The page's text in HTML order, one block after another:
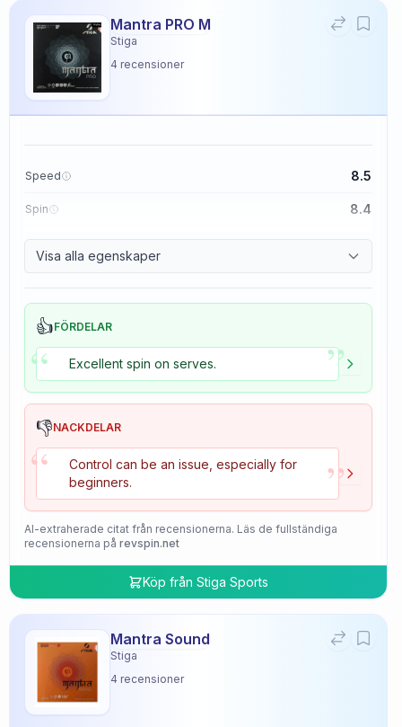
Mantra PRO M
Stiga
4 recensioner
Speed 8.5
Spin 8.4
Visa alla egenskaper
👍FÖRDELAR
“ Excellent spin on serves. ”
👎NACKDELAR
“
Control can be an issue, especially for
beginners.
”
AI-extraherade citat från recensionerna. Läs de fullständiga
recensionerna på revspin.net
Köp från Stiga Sports
Mantra Sound
Stiga
4 recensioner